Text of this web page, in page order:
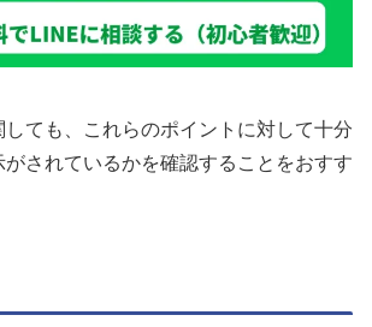
しても、これらのポイントに対して十分
されているかを確認することをおすす